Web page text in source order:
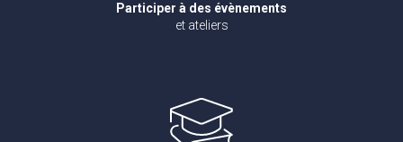
Participer à des évènements
et ateliers